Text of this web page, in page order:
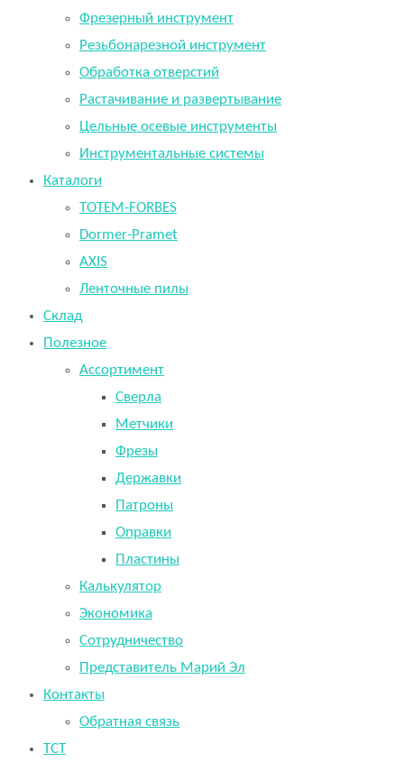
Фрезерный инструмент
Резьбонарезной инструмент
Обработка отверстий
Растачивание и развертывание
Цельные осевые инструменты
Инструментальные системы
Каталоги
TOTEM-FORBES
Dormer-Pramet
AXIS
Ленточные пилы
Склад
Полезное
Ассортимент
Сверла
Метчики
Фрезы
Державки
Патроны
Оправки
Пластины
Калькулятор
Экономика
Сотрудничество
Представитель Марий Эл
Контакты
Обратная связь
TCT